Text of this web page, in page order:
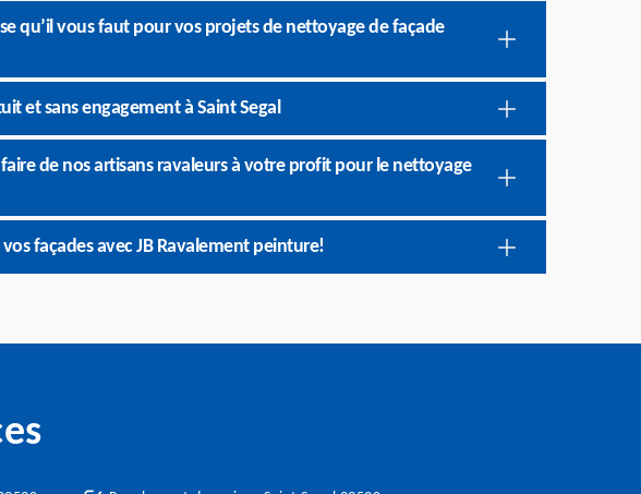
qu’il vous faut pour vos projets de nettoyage de façade
et sans engagement à Saint Segal
de nos artisans ravaleurs à votre profit pour le nettoyage
façades avec JB Ravalement peinture!